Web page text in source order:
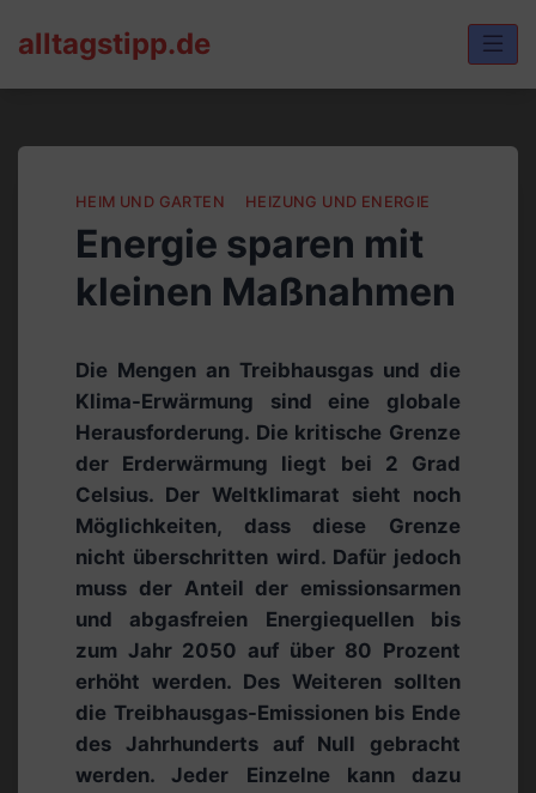
alltagstipp.de
HEIM UND GARTEN HEIZUNG UND ENERGIE
Energie sparen mit
kleinen Maßnahmen
Die Mengen an Treibhausgas und die
Klima-Erwärmung sind eine globale
Herausforderung. Die kritische Grenze
der Erderwärmung liegt bei 2 Grad
Celsius. Der Weltklimarat sieht noch
Möglichkeiten, dass diese Grenze
nicht überschritten wird. Dafür jedoch
muss der Anteil der emissionsarmen
und abgasfreien Energiequellen bis
zum Jahr 2050 auf über 80 Prozent
erhöht werden. Des Weiteren sollten
die Treibhausgas-Emissionen bis Ende
des Jahrhunderts auf Null gebracht
werden. Jeder Einzelne kann dazu